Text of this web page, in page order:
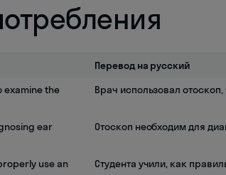
Перевод на русский
examine the
Врач использовал
ear
Отоскоп необходим для
use an
Студента учили, как